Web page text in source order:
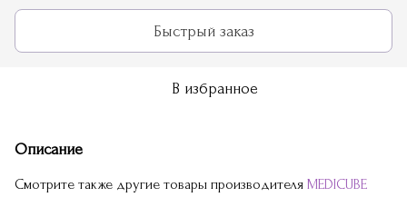
Быстрый заказ
В избранное
Описание
Смотрите также другие товары производителя MEDICUBE